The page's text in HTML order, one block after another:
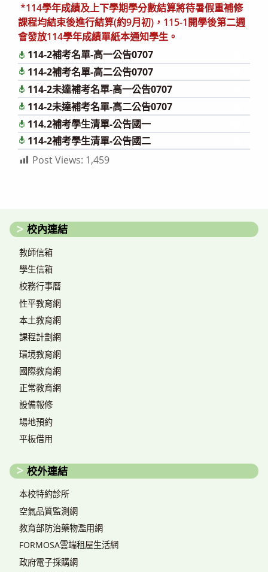
*114學年成績及上下學期學分數結算將待暑假重補修
課程均結束後進行結算(約9月初)，115-1開學後第二週
會發放114學年成績單紙本通知學生。
114-2補考名單-高一公告0707
114-2補考名單-高二公告0707
114-2未達補考名單-高一公告0707
114-2未達補考名單-高二公告0707
114.2補考學生清單-公告國一
114-2補考學生清單-公告國二
Post Views: 1,459
校內連結
教師信箱
學生信箱
校務行事曆
性平教育網
本土教育網
課程計劃網
環境教育網
國際教育網
正常教育網
設備報修
場地預約
平板借用
校外連結
本校特約診所
空氣品質監測網
教育部防治藥物濫用網
FORMOSA雲端租屋生活網
政府電子採購網